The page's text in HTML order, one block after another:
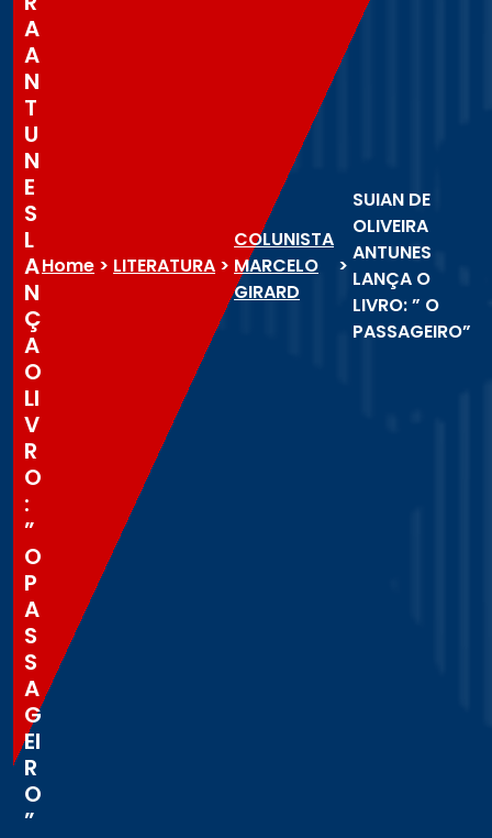
A
A
N
T
U
N
E
S
L
A
N
Ç
A
O
LI
V
R
O
:
”
O
P
A
S
S
A
G
EI
R
O
”
Home > LITERATURA >
COLUNISTA
MARCELO
GIRARD
>
SUIAN DE
OLIVEIRA
ANTUNES
LANÇA O
LIVRO: ” O
PASSAGEIRO”